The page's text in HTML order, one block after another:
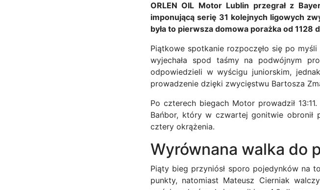
ORLEN OIL Motor Lublin przegrał z
imponującą serię 31 kolejnych ligowych
była to pierwsza domowa porażka od 1128
Piątkowe spotkanie rozpoczęło się po
wyjechała spod taśmy na podwójnym
odpowiedzieli w wyścigu juniorskim,
prowadzenie dzięki zwycięstwu Bartosza
Po czterech biegach Motor prowadził
Bańbor, który w czwartej gonitwie obronił
cztery okrążenia.
Wyrównana walka do
Piąty bieg przyniósł sporo pojedynków na
punkty, natomiast Mateusz Cierniak